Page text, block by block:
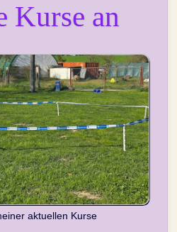
Kurse an
aktuellen Kurse